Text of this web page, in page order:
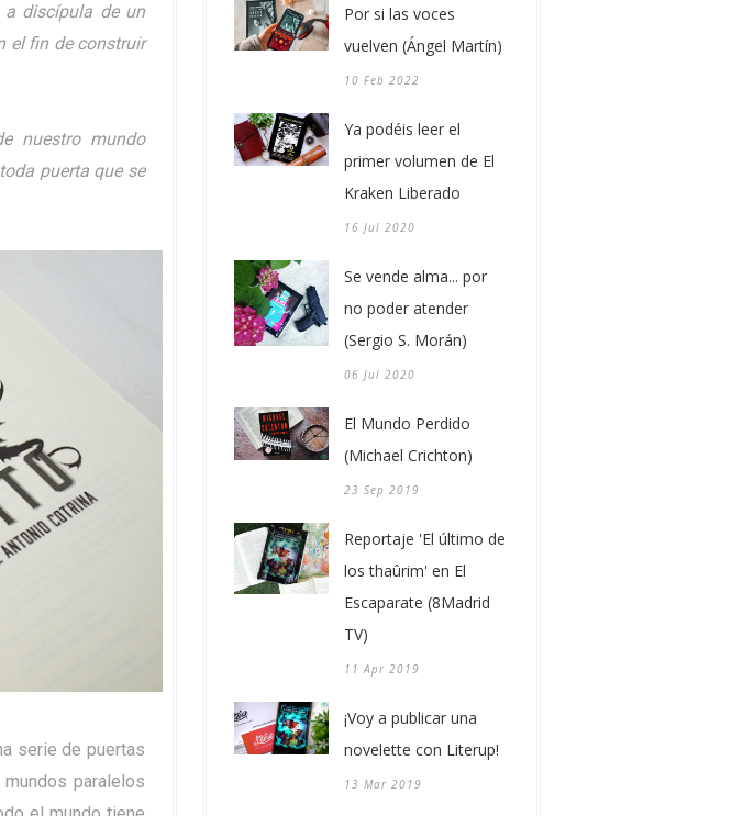
a discípula de un
el fin de construir
nuestro mundo
puerta que se
serie de puertas
paralelos
Por si las voces
vuelven (Ángel Martín)
10 Feb 2022
Ya podéis leer el
primer volumen de El
Kraken Liberado
16 Jul 2020
Se vende alma... por
no poder atender
(Sergio S. Morán)
06 Jul 2020
El Mundo Perdido
(Michael Crichton)
23 Sep 2019
Reportaje 'El último de
los thaûrim' en El
Escaparate (8Madrid
TV)
11 Apr 2019
¡Voy a publicar una
novelette con Literup!
13 Mar 2019